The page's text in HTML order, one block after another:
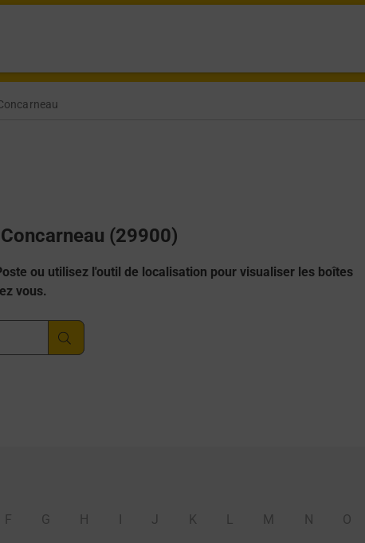
(29900)
ou utilisez l'outil de localisation pour visualiser les boîtes
vous.
F G H J K L M N O